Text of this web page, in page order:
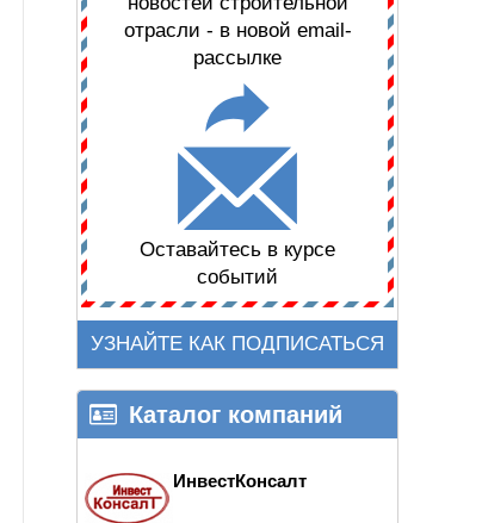
отрасли - в новой email-
рассылке
Оставайтесь в курсе
событий
УЗНАЙТЕ КАК ПОДПИСАТЬСЯ
Каталог компаний
ИнвестКонсалт